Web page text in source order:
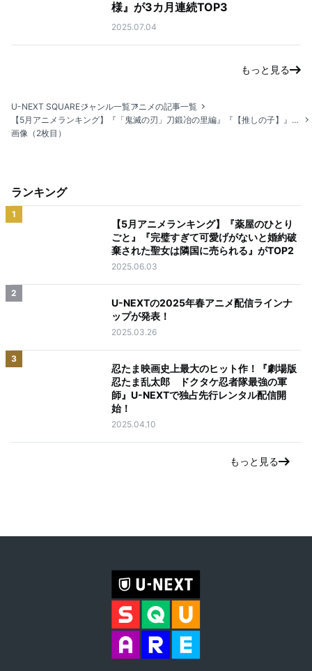
様』が3カ月連続TOP3
2025.07.04
もっと見る
U-NEXT SQUAREジャンル一覧アニメの記事一覧
【5月アニメランキング】『「鬼滅の刃」刀鍛冶の里編』『【推しの子】』など話題のアニメがランクイン
画像（2枚目）
ランキング
1
【5月アニメランキング】『薬屋のひとり
ごと』『完璧すぎて可愛げがないと婚約破
棄された聖女は隣国に売られる』がTOP2
2025.06.03
2
U-NEXTの2025年春アニメ配信ラインナ
ップが発表！
2025.03.26
3
忍たま映画史上最大のヒット作！『劇場版
忍たま乱太郎 ドクタケ忍者隊最強の軍
師』U-NEXTで独占先行レンタル配信開
始！
2025.04.10
もっと見る